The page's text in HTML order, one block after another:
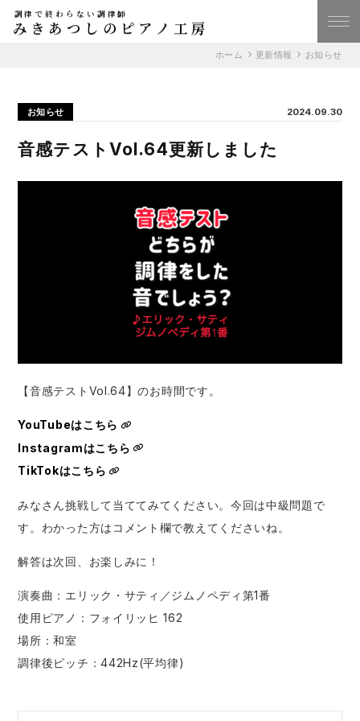
調律で終わらない調律師
みきあつしのピアノ工房
ホーム 更新情報 お知らせ
お知らせ 2024.09.30
音感テストVol.64更新しました
【音感テストVol.64】のお時間です。
YouTubeはこちら
Instagramはこちら
TikTokはこちら
みなさん挑戦して当ててみてください。今回は中級問題で
す。わかった方はコメント欄で教えてくださいね。
解答は次回、お楽しみに！
演奏曲：エリック・サティ／ジムノペディ第1番
使用ピアノ：フォイリッヒ 162
場所：和室
調律後ピッチ：442Hz(平均律)